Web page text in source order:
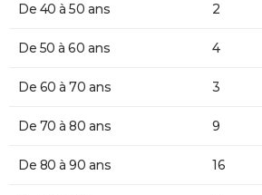
De 40 à 50 ans 2
De 50 à 60 ans 4
De 60 à 70 ans 3
De 70 à 80 ans 9
De 80 à 90 ans 16